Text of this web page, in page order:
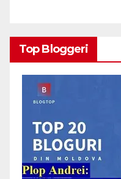
Top Bloggeri